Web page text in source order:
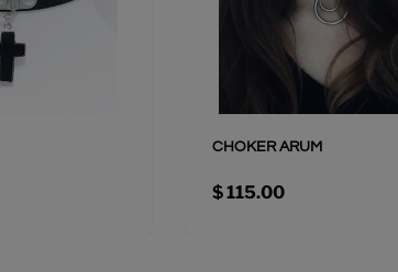
CHOKER ARUM
$ 115.00